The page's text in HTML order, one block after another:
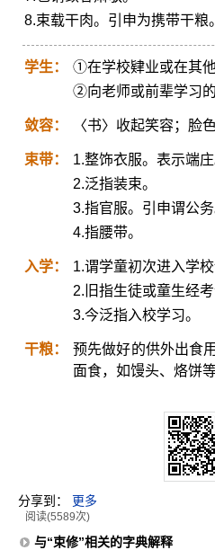
8.束载干肉。引申为携带干粮。
学生：
①在学校肄业或在其
②向老师或前辈学习
敛容： 〈书〉收起笑容；脸
束带：
1.整饰衣服。表示端庄
2.泛指装束。
3.指官服。引申谓公务
4.指腰带。
入学：
1.谓学童初次进入学校
2.旧指生徒或童生经
3.今泛指入校学习。
干粮：
预先做好的供外出食
面食，如馒头、烙饼等
分享到： 更多
阅读(5589次)
与“束修”相关的字典解释